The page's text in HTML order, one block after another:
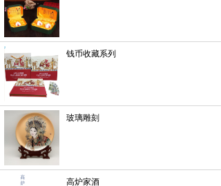
钱币收藏系列
玻璃雕刻
高炉家酒